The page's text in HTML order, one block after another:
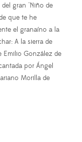
gran "Niño de
que te he
el granaíno a la
A la sierra de
Emilio González de
por Ángel
Morilla de